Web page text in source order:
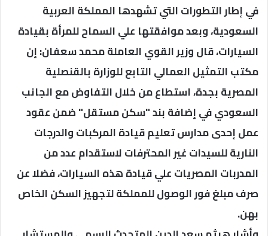
في إطار التطورات التي تشهدها المملكة العربية
السعودية، وبعد موافقتها علي السماح للمرأة بقيادة
السيارات، قال وزير القوي العاملة محمد سعفان: إن
مكتب التمثيل العمالي التابع للوزارة بالقنصلية
المصرية بجدة، استطاع من خلال التفاوض مع الجانب
السعودي في إضافة بند "سكن مستقل" ضمن عقود
عمل إحدى مدارس تعليم قيادة المركبات والدرجات
النارية للسيدات غير المحترفات لاستقدام عدد من
المدربات المصريات علي قيادة هذه السيارات، فضلا عن
صرف مبلغ فور الوصول للمملكة لتجهيز السكن الخاص
بهن.